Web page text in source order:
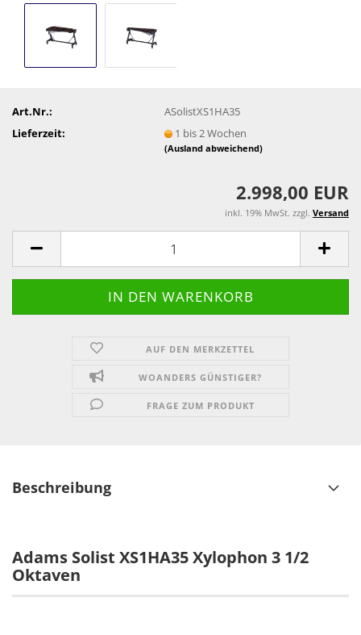
Art.Nr.:
ASolistXS1HA35
Lieferzeit:
1 bis 2 Wochen
(Ausland abweichend)
2.998,00 EUR
inkl. 19% MwSt. zzgl. Versand
AUF DEN MERKZETTEL
WOANDERS GÜNSTIGER?
FRAGE ZUM PRODUKT
Beschreibung
Adams Solist XS1HA35 Xylophon 3 1/2
Oktaven